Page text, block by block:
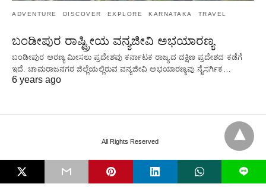
ADVENTURE DISCOVER EXPLORE KARNATAKA TRAVEL
ಬಂಡೀಪುರ ರಾಷ್ಟ್ರೀಯ ವನ್ಯಜೀವಿ ಅಭಯಾರಣ್ಯ
ಬಂಡೀಪುರ ಅರಣ್ಯ ಮೀಸಲು ಪ್ರದೇಶವು ಕರ್ನಾಟಕ ರಾಜ್ಯದ ದಕ್ಷಿಣ ಪ್ರದೇಶದ ಕಡೆಗೆ
ಇದೆ. ಚಾಮರಾಜನಗರ ಜಿಲ್ಲೆಯಲ್ಲಿರುವ ವನ್ಯಜೀವಿ ಅಭಯಾರಣ್ಯವು ನೈಸರ್ಗಿಕ…
6 years ago
All Rights Reserved
L